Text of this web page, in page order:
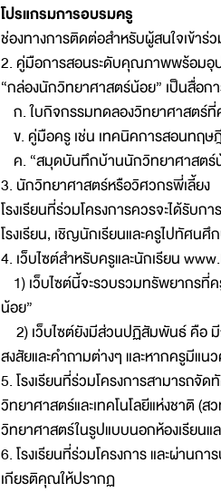
โปรแกรมการอบรมครู
ช่องทางการติดต่อสำหรับผู้สนใจเข้าร่ว
2. คู่มือการสอนระดับคุณภาพพร้อมอุ
“กล่องนักวิทยาศาสตร์น้อย” เป็นสื่อก
ก. ใบกิจกรรมทดลองวิทยาศาสตร์ที่
ข. คู่มือครู เช่น เทคนิคการสอนทฤษ
ค. “สมุดบันทึกบ้านนักวิทยาศาสตร์
3. นักวิทยาศาสตร์หรือวิศวกรพี่เลี้ยง
โรงเรียนที่ร่วมโครงการควรจะได้รับ
โรงเรียน, เชิญนักเรียนและครูไปทัศน
4. เว็บไซต์สำหรับครูและนักเรียน
1) เว็บไซต์นี้จะรวบรวมทรัพยากรที่
น้อย”
2) เว็บไซต์ยังมีส่วนปฏิสัมพันธ์ คือ
สงสัยและคำถามต่างๆ และหากครูมีแ
5. โรงเรียนที่ร่วมโครงการสามาร
วิทยาศาสตร์และเทคโนโลยีแห่งชาติ (ส
วิทยาศาสตร์ในรูปแบบนอกห้องเรียน
6. โรงเรียนที่ร่วมโครงการ และผ่านก
เกียรติคุณให้ปรากฏ